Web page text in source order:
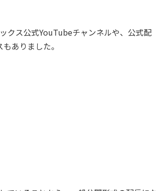
クス公式YouTubeチャンネルや、公式配
ありました。